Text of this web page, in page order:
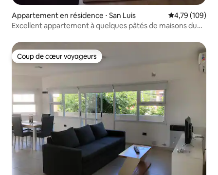
Appartement en résidence ⋅ San Luis Évaluation
4,79 (109)
Excellent appartement à quelques pâtés de maisons du
Coup de cœur voyageurs
Coup de cœur voyageurs